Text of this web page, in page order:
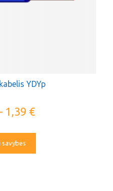
YDYp
1,39 €